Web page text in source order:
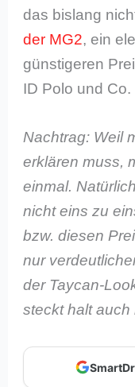
das bislang
der MG2, ein
günstigeren
ID Polo und Co.
Nachtrag: Weil
erklären muss,
einmal.
nicht eins zu
bzw. diesen
nur
der Taycan-
steckt halt auch